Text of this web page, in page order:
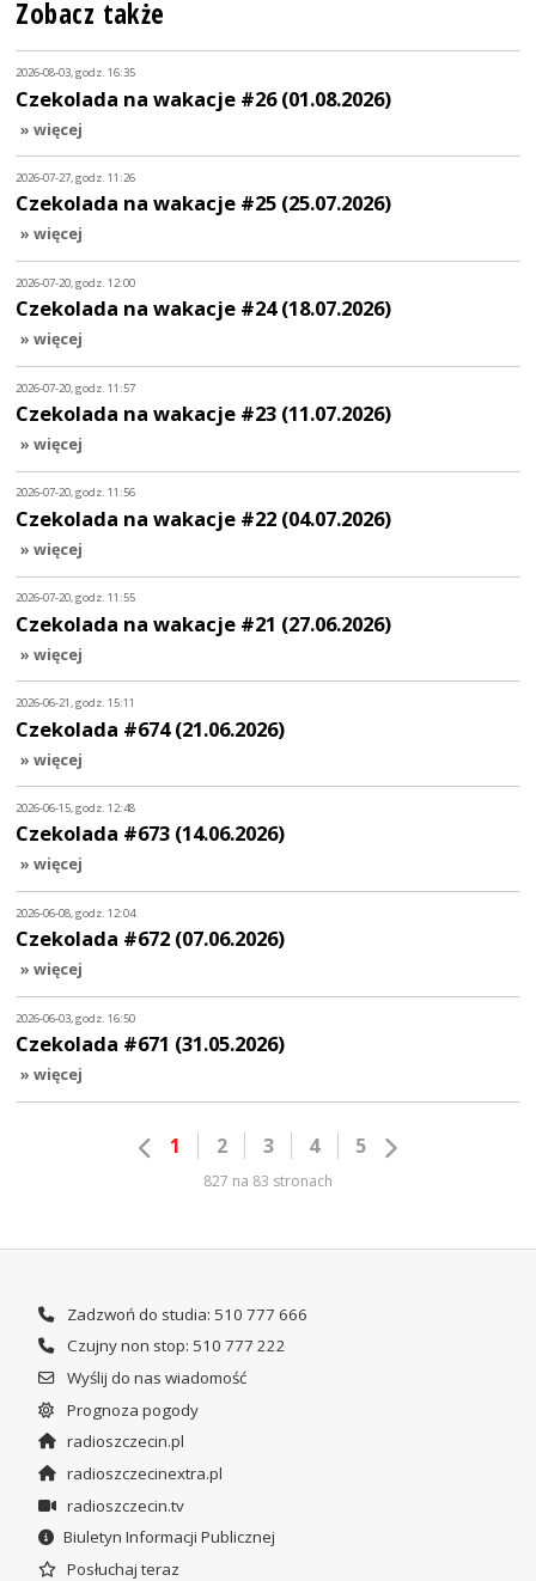
Zobacz także
2026-08-03, godz. 16:35
Czekolada na wakacje #26 (01.08.2026)
» więcej
2026-07-27, godz. 11:26
Czekolada na wakacje #25 (25.07.2026)
» więcej
2026-07-20, godz. 12:00
Czekolada na wakacje #24 (18.07.2026)
» więcej
2026-07-20, godz. 11:57
Czekolada na wakacje #23 (11.07.2026)
» więcej
2026-07-20, godz. 11:56
Czekolada na wakacje #22 (04.07.2026)
» więcej
2026-07-20, godz. 11:55
Czekolada na wakacje #21 (27.06.2026)
» więcej
2026-06-21, godz. 15:11
Czekolada #674 (21.06.2026)
» więcej
2026-06-15, godz. 12:48
Czekolada #673 (14.06.2026)
» więcej
2026-06-08, godz. 12:04
Czekolada #672 (07.06.2026)
» więcej
2026-06-03, godz. 16:50
Czekolada #671 (31.05.2026)
» więcej
1 2 3 4 5
827 na 83 stronach
Zadzwoń do studia: 510 777 666
Czujny non stop: 510 777 222
Wyślij do nas wiadomość
Prognoza pogody
radioszczecin.pl
radioszczecinextra.pl
radioszczecin.tv
Biuletyn Informacji Publicznej
Posłuchaj teraz